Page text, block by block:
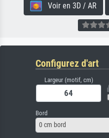
Voir en 3D / AR
Configurez d'art
Largeur (motif, cm)
Bord
0 cm bord